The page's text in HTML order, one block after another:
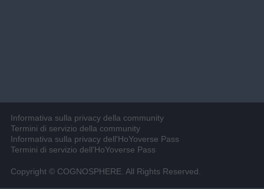
Informativa sulla privacy della community
Termini di servizio della community
Informativa sulla privacy dell'HoYoverse Pass
Termini di servizio dell'HoYoverse Pass
Copyright © COGNOSPHERE. All Rights Reserved.